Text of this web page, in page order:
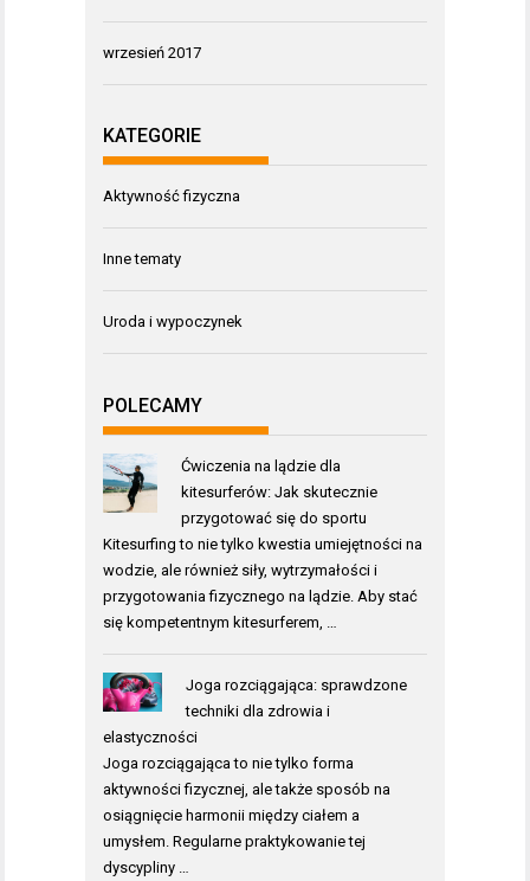
wrzesień 2017
KATEGORIE
Aktywność fizyczna
Inne tematy
Uroda i wypoczynek
POLECAMY
Ćwiczenia na lądzie dla
kitesurferów: Jak skutecznie
przygotować się do sportu
Kitesurfing to nie tylko kwestia umiejętności na
wodzie, ale również siły, wytrzymałości i
przygotowania fizycznego na lądzie. Aby stać
się kompetentnym kitesurferem, …
Joga rozciągająca: sprawdzone
techniki dla zdrowia i
elastyczności
Joga rozciągająca to nie tylko forma
aktywności fizycznej, ale także sposób na
osiągnięcie harmonii między ciałem a
umysłem. Regularne praktykowanie tej
dyscypliny …